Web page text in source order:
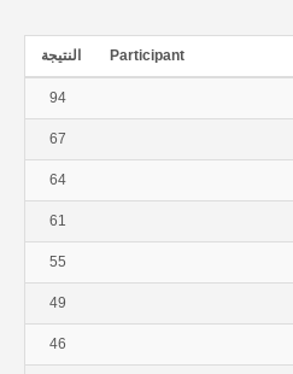
Participant النتيجة
94
67
64
61
55
49
46